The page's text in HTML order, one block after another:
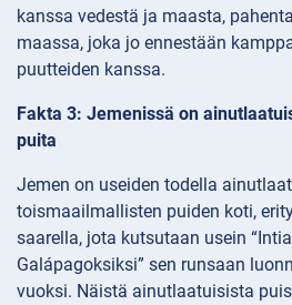
kanssa vedestä ja maasta,
maassa, joka jo ennestään
puutteiden kanssa.
Fakta 3: Jemenissä on
puita
Jemen on useiden todella
toismaailmallisten puiden koti,
saarella, jota kutsutaan usein
Galápagoksiksi” sen runsaan
vuoksi. Näistä ainutlaatuisista